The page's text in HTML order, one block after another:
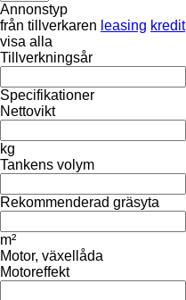
Annonstyp
från tillverkaren leasing kredit
visa alla
Tillverkningsår
Specifikationer
Nettovikt
kg
Tankens volym
Rekommenderad gräsyta
m²
Motor, växellåda
Motoreffekt